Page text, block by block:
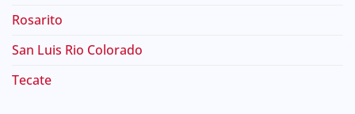
Rosarito
San Luis Rio Colorado
Tecate